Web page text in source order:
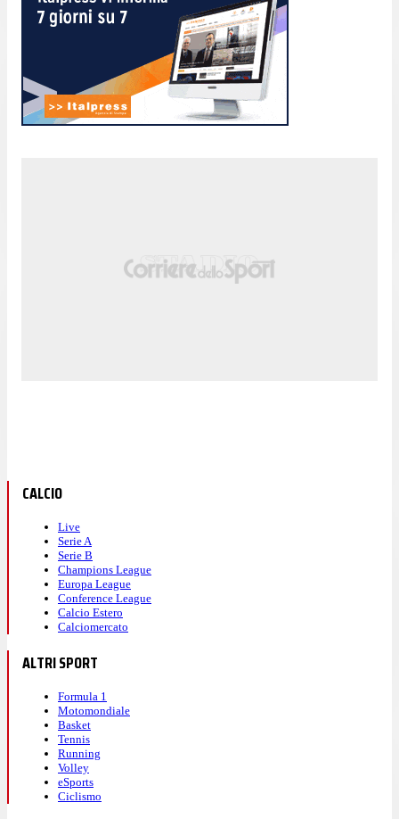
CALCIO
Live
Serie A
Serie B
Champions League
Europa League
Conference League
Calcio Estero
Calciomercato
ALTRI SPORT
Formula 1
Motomondiale
Basket
Tennis
Running
Volley
eSports
Ciclismo